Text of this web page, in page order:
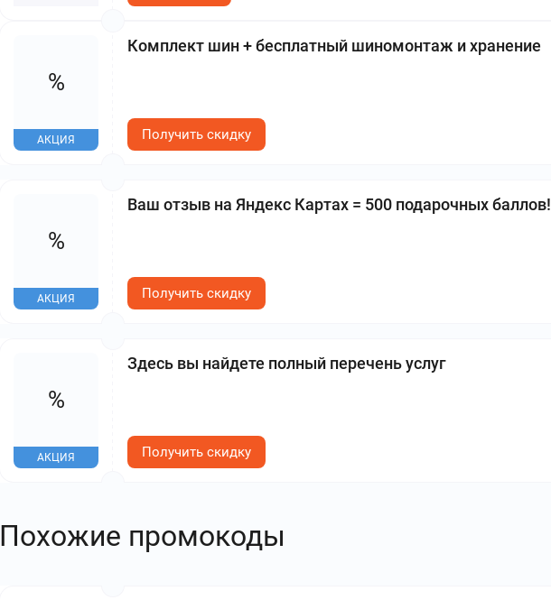
Комплект шин + бесплатный шиномонтаж и хранение
%
АКЦИЯ Получить скидку
Ваш отзыв на Яндекс Картах = 500 подарочных баллов!
%
АКЦИЯ Получить скидку
Здесь вы найдете полный перечень услуг
%
АКЦИЯ Получить скидку
Похожие промокоды